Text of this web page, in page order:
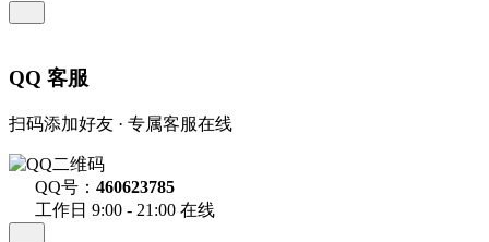
QQ 客服
扫码添加好友 · 专属客服在线
QQ号： 460623785
工作日 9:00 - 21:00 在线